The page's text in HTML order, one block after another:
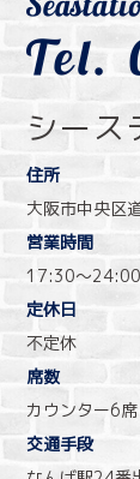
シース
住所
大阪市中央区
営業時間
17:30〜24:00
定休日
不定休
席数
カウンター6
交通手段